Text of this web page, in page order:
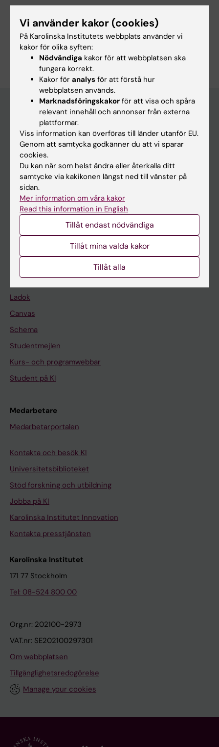
Är du Saga Pohjola-Ahlin?
Redigera din profil
Huvudmeny
Utbildning
Forskarutbildning
Forskning
Om KI
Nyheter
Kalender
Ladok
Canvas
Schema
Studentmejlen
Kurs- och programwebbar
Student på KI
Medarbetare
Medarbetarportalen
Kontakta och besök KI
Universitetsbiblioteket
Stöd forskning och utbildning
Jobba på KI
Karolinska Institutet Innovation
Kontakta presstjänsten
Karolinska Institutet
171 77 Stockholm
Tel: 08-524 800 00
Org.nr: 202100-2973
VAT.nr: SE202100297301
Om webbplatsen
Tillgänglighetsredogörelse
Manage your cookies
Vi använder kakor (cookies)
På Karolinska Institutets webbplats använder vi
kakor för olika syften:
Nödvändiga kakor för att webbplatsen ska
fungera korrekt.
Kakor för analys för att förstå hur
webbplatsen används.
Marknadsföringskakor för att visa och spåra
relevant innehåll och annonser från externa
plattformar.
Viss information kan överföras till länder utanför EU.
Genom att samtycka godkänner du att vi sparar
cookies.
Du kan när som helst ändra eller återkalla ditt
samtycke via kakikonen längst ned till vänster på
sidan.
Mer information om våra kakor
Read this information in English
Tillåt endast nödvändiga
Tillåt mina valda kakor
Tillåt alla